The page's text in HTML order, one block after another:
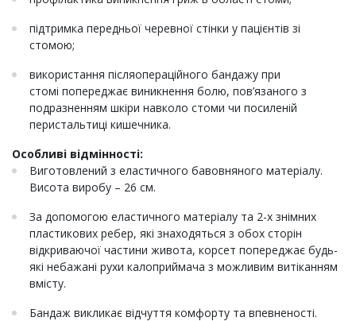
підтримка передньої черевної стінки у пацієнтів зі
стомою;
використання післяопераційного бандажу при
стомі попереджає виникнення болю, пов’язаного з
подразненням шкіри навколо стоми чи посиленій
перистальтиці кишечника.
Особливі відмінності:
Виготовлений з еластичного бавовняного матеріалу.
Висота виробу – 26 см.
За допомогою еластичного матеріалу та 2-х знімних
пластикових ребер, які знаходяться з обох сторін
відкриваючої частини живота, корсет попереджає будь-
які небажані рухи калоприймача з можливим витіканням
вмісту.
Бандаж викликає відчуття комфорту та впевненості.